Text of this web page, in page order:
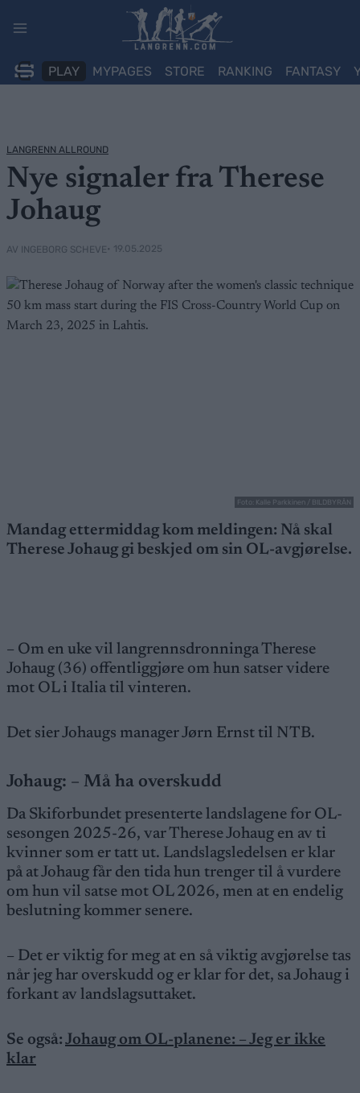
PLAY MYPAGES STORE RANKING FANTASY
LANGRENN ALLROUND
Nye signaler fra Therese
Johaug
AV INGEBORG SCHEVE• 19.05.2025
Foto: Kalle Parkkinen / BILDBYRÅN
Mandag ettermiddag kom meldingen: Nå skal
Therese Johaug gi beskjed om sin OL-avgjørelse.
– Om en uke vil langrennsdronninga Therese
Johaug (36) offentliggjøre om hun satser videre
mot OL i Italia til vinteren.
Det sier Johaugs manager Jørn Ernst til NTB.
Johaug: – Må ha overskudd
Da Skiforbundet presenterte landslagene for OL-
sesongen 2025-26, var Therese Johaug en av ti
kvinner som er tatt ut. Landslagsledelsen er klar
på at Johaug får den tida hun trenger til å vurdere
om hun vil satse mot OL 2026, men at en endelig
beslutning kommer senere.
– Det er viktig for meg at en så viktig avgjørelse tas
når jeg har overskudd og er klar for det, sa Johaug i
forkant av landslagsuttaket.
Se også: Johaug om OL-planene: – Jeg er ikke
klar